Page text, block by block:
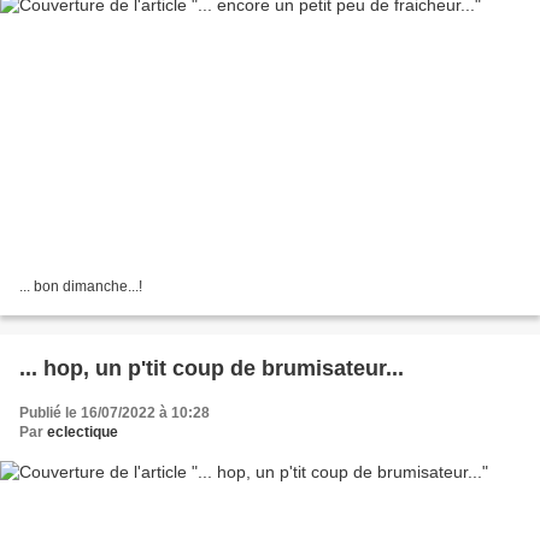
... bon dimanche...!
... hop, un p'tit coup de brumisateur...
Publié le 16/07/2022 à 10:28
Par eclectique